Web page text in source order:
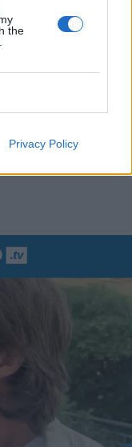
the
Privacy Policy